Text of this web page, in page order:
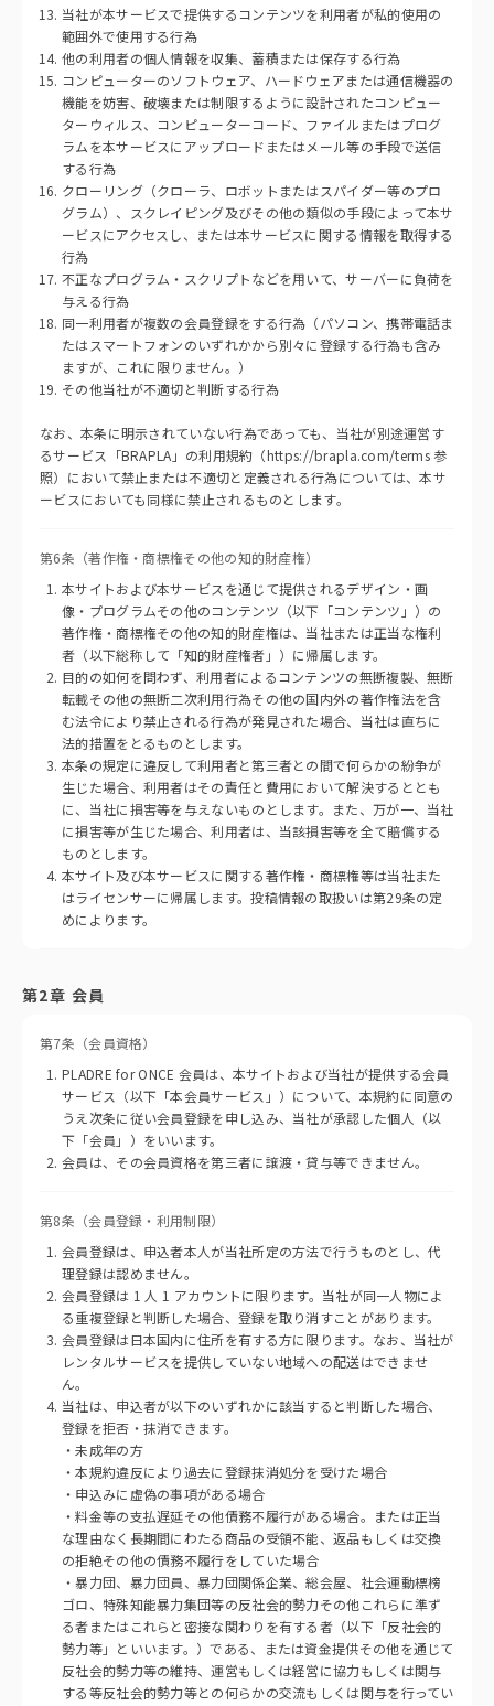
当社が本サービスで提供するコンテンツを利用者が私的使用の
範囲外で使用する行為
他の利用者の個人情報を収集、蓄積または保存する行為
コンピューターのソフトウェア、ハードウェアまたは通信機器の
機能を妨害、破壊または制限するように設計されたコンピュー
ターウィルス、コンピューターコード、ファイルまたはプログ
ラムを本サービスにアップロードまたはメール等の手段で送信
する行為
クローリング（クローラ、ロボットまたはスパイダー等のプロ
グラム）、スクレイピング及びその他の類似の手段によって本サ
ービスにアクセスし、または本サービスに関する情報を取得する
行為
不正なプログラム・スクリプトなどを用いて、サーバーに負荷を
与える行為
同一利用者が複数の会員登録をする行為（パソコン、携帯電話ま
たはスマートフォンのいずれかから別々に登録する行為も含み
ますが、これに限りません。）
その他当社が不適切と判断する行為
なお、本条に明示されていない行為であっても、当社が別途運営す
るサービス「BRAPLA」の利用規約（https://brapla.com/terms 参
照）において禁止または不適切と定義される行為については、本サ
ービスにおいても同様に禁止されるものとします。
第6条（著作権・商標権その他の知的財産権）
本サイトおよび本サービスを通じて提供されるデザイン・画
像・プログラムその他のコンテンツ（以下「コンテンツ」）の
著作権・商標権その他の知的財産権は、当社または正当な権利
者（以下総称して「知的財産権者」）に帰属します。
目的の如何を問わず、利用者によるコンテンツの無断複製、無断
転載その他の無断二次利用行為その他の国内外の著作権法を含
む法令により禁止される行為が発見された場合、当社は直ちに
法的措置をとるものとします。
本条の規定に違反して利用者と第三者との間で何らかの紛争が
生じた場合、利用者はその責任と費用において解決するととも
に、当社に損害等を与えないものとします。また、万が一、当社
に損害等が生じた場合、利用者は、当該損害等を全て賠償する
ものとします。
本サイト及び本サービスに関する著作権・商標権等は当社また
はライセンサーに帰属します。投稿情報の取扱いは第29条の定
めによります。
第2章 会員
第7条（会員資格）
PLADRE for ONCE 会員は、本サイトおよび当社が提供する会員
サービス（以下「本会員サービス」）について、本規約に同意の
うえ次条に従い会員登録を申し込み、当社が承認した個人（以
下「会員」）をいいます。
会員は、その会員資格を第三者に譲渡・貸与等できません。
第8条（会員登録・利用制限）
会員登録は、申込者本人が当社所定の方法で行うものとし、代
理登録は認めません。
会員登録は 1 人 1 アカウントに限ります。当社が同一人物によ
る重複登録と判断した場合、登録を取り消すことがあります。
会員登録は日本国内に住所を有する方に限ります。なお、当社が
レンタルサービスを提供していない地域への配送はできませ
ん。
当社は、申込者が以下のいずれかに該当すると判断した場合、
登録を拒否・抹消できます。
・未成年の方
・本規約違反により過去に登録抹消処分を受けた場合
・申込みに虚偽の事項がある場合
・料金等の支払遅延その他債務不履行がある場合。または正当
な理由なく長期間にわたる商品の受領不能、返品もしくは交換
の拒絶その他の債務不履行をしていた場合
・暴力団、暴力団員、暴力団関係企業、総会屋、社会運動標榜
ゴロ、特殊知能暴力集団等の反社会的勢力その他これらに準ず
る者またはこれらと密接な関わりを有する者（以下「反社会的
勢力等」といいます。）である、または資金提供その他を通じて
反社会的勢力等の維持、運営もしくは経営に協力もしくは関与
する等反社会的勢力等との何らかの交流もしくは関与を行ってい